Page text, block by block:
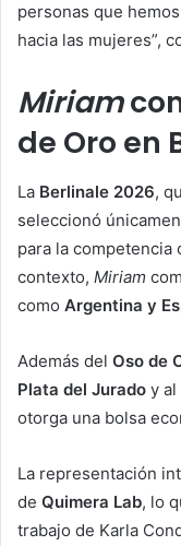
personas que
hacia las mujeres”,
Miriam
de Oro en
La Berlinale 2026,
seleccionó
para la competencia
contexto, Miriam
como Argentina y
Además del Oso de
Plata del Jurado y al
otorga una bolsa
La representación
de Quimera Lab, lo
trabajo de Karla